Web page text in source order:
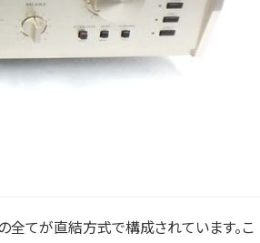
全てが直結方式で構成されています。こ